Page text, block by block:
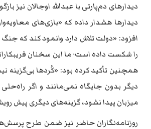
دیدارهای دم‌پارتی با عبدالله اوجالان نیز
دیدارها هشدار داده که «بازی‌های
را شکست داده است؛ ما این سخنان
همچنین تأکید کرده بود: «کُردها بی‌گزینه
دیگر بدون جایگاه نمی‌مانند و اگر راه‌حلی
میزبان پیدا نشود، گزینه‌های دیگری پیش
روزنامه‌نگاران حاضر نیز ضمن طرح